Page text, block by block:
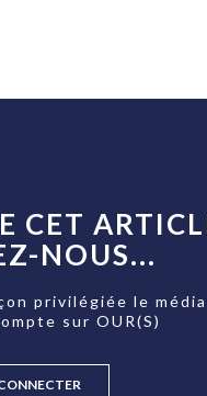
CET
NOUS...
privilégiée le
sur OUR(S)